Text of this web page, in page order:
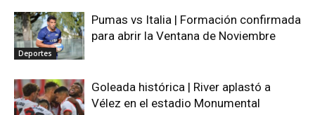
Deportes
Pumas vs Italia | Formación confirmada
para abrir la Ventana de Noviembre
Goleada histórica | River aplastó a
Vélez en el estadio Monumental